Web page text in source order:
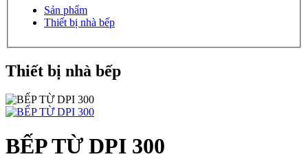
Sản phẩm
Thiết bị nhà bếp
Thiết bị nhà bếp
BẾP TỪ DPI 300